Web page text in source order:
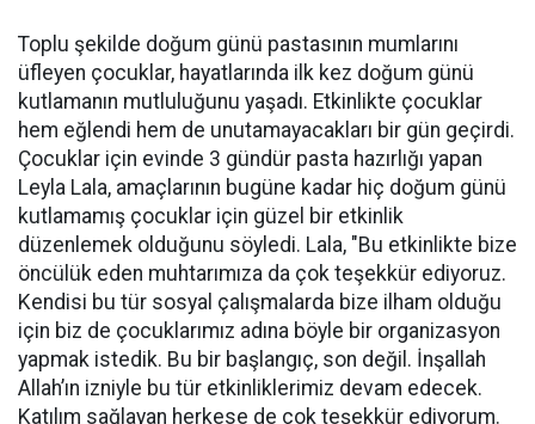
Toplu şekilde doğum günü pastasının mumlarını
üfleyen çocuklar, hayatlarında ilk kez doğum günü
kutlamanın mutluluğunu yaşadı. Etkinlikte çocuklar
hem eğlendi hem de unutamayacakları bir gün geçirdi.
Çocuklar için evinde 3 gündür pasta hazırlığı yapan
Leyla Lala, amaçlarının bugüne kadar hiç doğum günü
kutlamamış çocuklar için güzel bir etkinlik
düzenlemek olduğunu söyledi. Lala, "Bu etkinlikte bize
öncülük eden muhtarımıza da çok teşekkür ediyoruz.
Kendisi bu tür sosyal çalışmalarda bize ilham olduğu
için biz de çocuklarımız adına böyle bir organizasyon
yapmak istedik. Bu bir başlangıç, son değil. İnşallah
Allah’ın izniyle bu tür etkinliklerimiz devam edecek.
Katılım sağlayan herkese de çok teşekkür ediyorum.